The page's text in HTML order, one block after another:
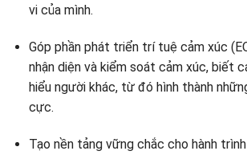
vi của mình.
Góp phần phát triển trí tuệ cảm xúc
nhận diện và kiểm soát cảm xúc, biết
hiểu người khác, từ đó hình thành
cực.
Tạo nền tảng vững chắc cho hành